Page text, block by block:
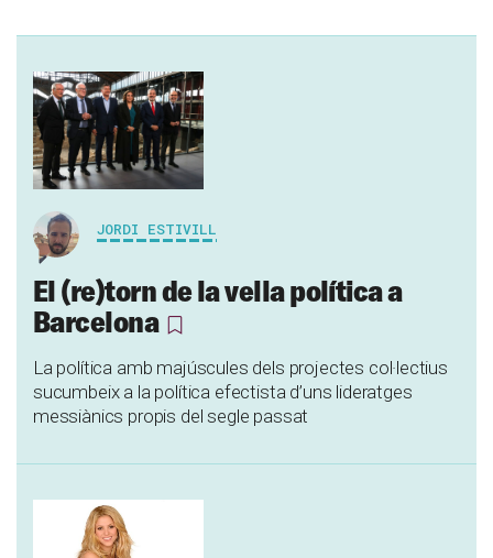
JORDI ESTIVILL
El (re)torn de la vella política a
Barcelona
La política amb majúscules dels projectes col·lectius
sucumbeix a la política efectista d’uns lideratges
messiànics propis del segle passat